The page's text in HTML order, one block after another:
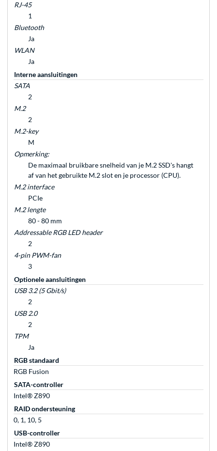
RJ-45
1
Bluetooth
Ja
WLAN
Ja
Interne aansluitingen
SATA
2
M.2
2
M.2-key
M
Opmerking:
De maximaal bruikbare snelheid van je M.2 SSD's hangt
af van het gebruikte M.2 slot en je processor (CPU).
M.2 interface
PCIe
M.2 lengte
80 - 80 mm
Addressable RGB LED header
2
4-pin PWM-fan
3
Optionele aansluitingen
USB 3.2 (5 Gbit/s)
2
USB 2.0
2
TPM
Ja
RGB standaard
RGB Fusion
SATA-controller
Intel® Z890
RAID ondersteuning
0, 1, 10, 5
USB-controller
Intel® Z890